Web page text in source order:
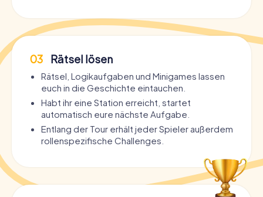
03 Rätsel lösen
Rätsel, Logikaufgaben und Minigames lassen
euch in die Geschichte eintauchen.
Habt ihr eine Station erreicht, startet
automatisch eure nächste Aufgabe.
Entlang der Tour erhält jeder Spieler außerdem
rollenspezifische Challenges.